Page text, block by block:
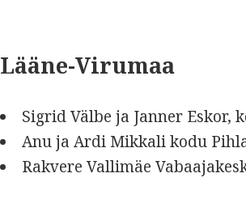
Lääne-Virumaa
Sigrid Välbe ja Janner Eskor,
Anu ja Ardi Mikkali kodu
Rakvere Vallimäe